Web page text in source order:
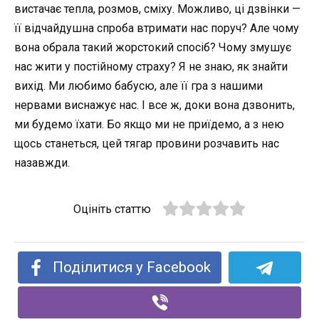
вистачає тепла, розмов, сміху. Можливо, ці дзвінки —
її відчайдушна спроба втримати нас поруч? Але чому
вона обрала такий жорстокий спосіб? Чому змушує
нас жити у постійному страху? Я не знаю, як знайти
вихід. Ми любимо бабусю, але її гра з нашими
нервами виснажує нас. І все ж, доки вона дзвонить,
ми будемо їхати. Бо якщо ми не приїдемо, а з нею
щось станеться, цей тягар провини розчавить нас
назавжди.
Оцініть статтю
Поділитися у Facebook